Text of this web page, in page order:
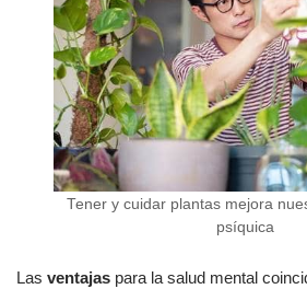
Tener y cuidar plantas mejora
psíquica
Las ventajas para la salud mental